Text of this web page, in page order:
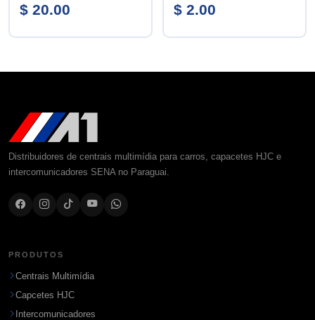
$ 20.00 $ 2.00
Distribuidores de centrais multimídia para carros, capacetes HJC e
intercomunicadores SENA no Paraguai.
PRODUTOS
Centrais Multimídia
Capcetes HJC
Intercomunicadores